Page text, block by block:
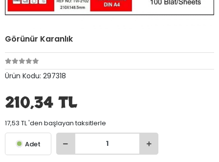
Görünür Karanlık
Ürün Kodu: 297318
210,34 TL
17,53 TL 'den başlayan taksitlerle
Adet